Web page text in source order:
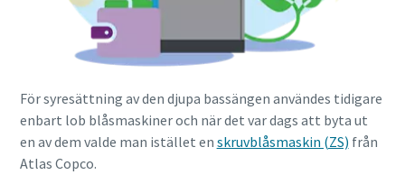
För syresättning av den djupa bassängen användes tidigare
enbart lob blåsmaskiner och när det var dags att byta ut
en av dem valde man istället en skruvblåsmaskin (ZS) från
Atlas Copco.